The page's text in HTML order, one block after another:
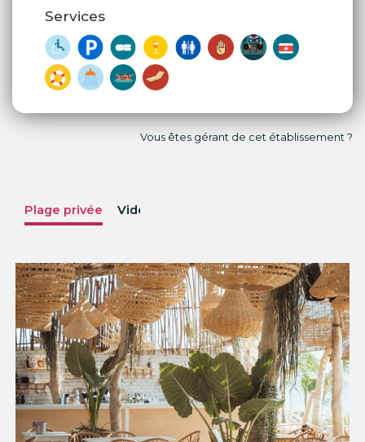
Services
Vous êtes gérant de cet établissement ?
Plage privée Vidéos